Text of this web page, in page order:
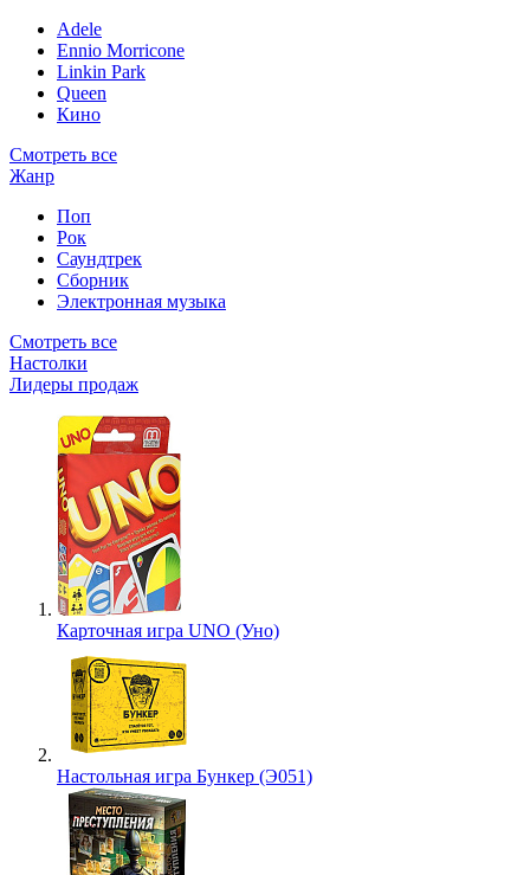
Adele
Ennio Morricone
Linkin Park
Queen
Кино
Смотреть все
Жанр
Поп
Рок
Саундтрек
Сборник
Электронная музыка
Смотреть все
Настолки
Лидеры продаж
Карточная игра UNO (Уно)
Настольная игра Бункер (Э051)